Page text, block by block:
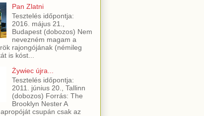
Pan Zlatni
Tesztelés időpontja:
2016. május 21.,
Budapest (dobozos) Nem
nevezném magam a
rajongójának (némileg
is kóst...
Żywiec újra...
Tesztelés időpontja:
2011. június 20., Tallinn
(dobozos) Forrás: The
Brooklyn Nester A
csupán csak az